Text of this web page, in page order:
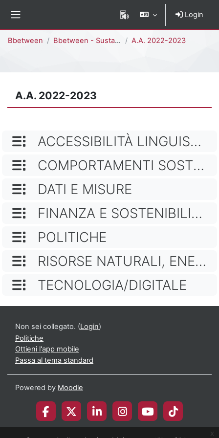
x
Login
Bbetween Bbetween - Sustainability A.A. 2022-2023
A.A. 2022-2023
NOME CATEGORIA
ACCESSIBILITÀ LINGUISTICA E INCLUSIONE
NOME CATEGORIA
COMPORTAMENTI SOSTENIBILI
NOME CATEGORIA
DATI E MISURE
NOME CATEGORIA
FINANZA E SOSTENIBILITÀ AZIENDALE
NOME CATEGORIA
POLITICHE
NOME CATEGORIA
RISORSE NATURALI, ENERGIA, FONTI RINNOVABILI E CAMBIAMENTO CLIMATICO
NOME CATEGORIA
TECNOLOGIA/DIGITALE
Non sei collegato. (Login)
Politiche
Ottieni l'app mobile
Passa al tema standard
Powered by Moodle